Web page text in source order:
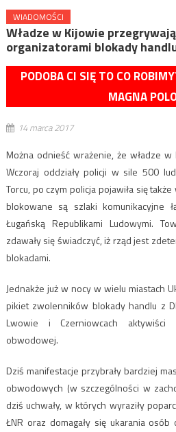
WIADOMOŚCI
Władze w Kijowie
organizatorami blokady
PODOBA CI SIĘ TO CO
MAGNA
14 marca 2017
Można odnieść wrażenie, że władze w
Wczoraj oddziały policji w sile 500
Torcu, po czym policja pojawiła się
blokowane są szlaki komunikacyjne
Ługańską Republikami Ludowymi.
zdawały się świadczyć, iż rząd jest
blokadami.
Jednakże już w nocy w wielu miastach
pikiet zwolenników blokady handlu z
Lwowie i Czerniowcach aktywiści
obwodowej.
Dziś manifestacje przybrały bardziej
obwodowych (w szczególności w
dziś uchwały, w których wyraziły
ŁNR oraz domagały się ukarania